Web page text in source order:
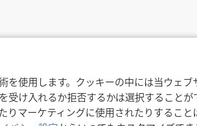
使用します。クッキーの中には当ウェ
け入れるか拒否するかは選択することが
マーケティングに使用されたりすること